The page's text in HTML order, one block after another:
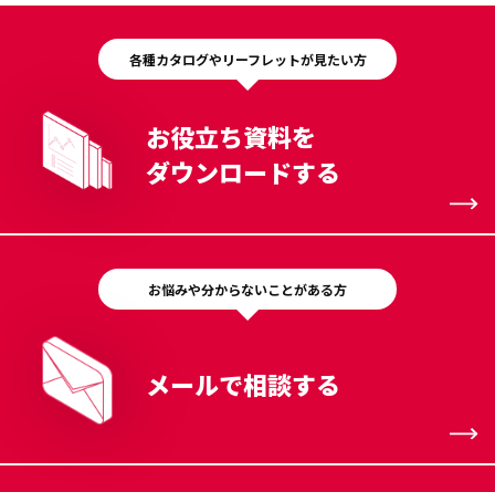
各種カタログやリーフレットが見たい方
お役立ち資料を
ダウンロードする
お悩みや分からないことがある方
メールで相談する